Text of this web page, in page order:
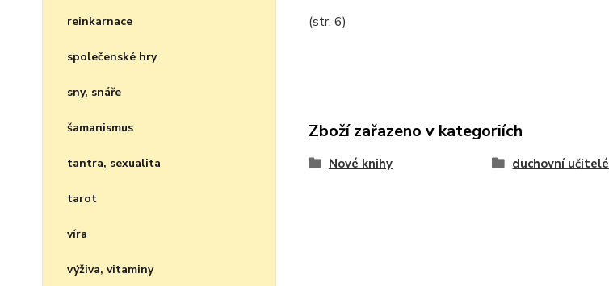
reinkarnace
společenské hry
sny, snáře
šamanismus
tantra, sexualita
tarot
víra
výživa, vitaminy
(str. 6)
Zboží zařazeno v kategoriích
Nové knihy duchovní učitelé